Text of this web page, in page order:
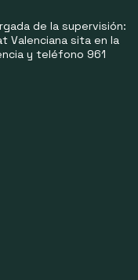
de la supervisión:
Valenciana sita en la
y teléfono 961